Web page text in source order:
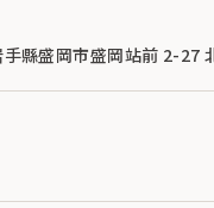
縣盛岡市盛岡站前 2-27